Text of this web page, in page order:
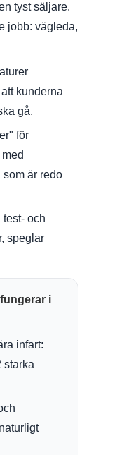
tyst säljare.
jobb: vägleda,
kunderna
gå.
för
är redo
och
speglar
i
infart:
starka